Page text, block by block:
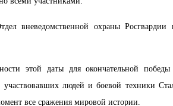
вневедомственной охраны Росгвардии
этой даты для окончательной
людей и боевой техники
все сражения мировой истории.